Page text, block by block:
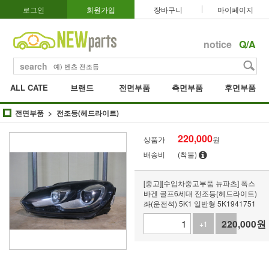
로그인 회원가입 장바구니 마이페이지
notice Q/A
search
ALL CATE 브랜드 전면부품 측면부품 후면부품
전면부품 전조등(헤드라이트)
상품가 220,000원
배송비
(착불)
[중고][수입차중고부품 뉴파츠] 폭스
바겐 골프6세대 전조등(헤드라이트)
좌(운전석) 5K1 일반형 5K1941751
+1
-1
220,000원